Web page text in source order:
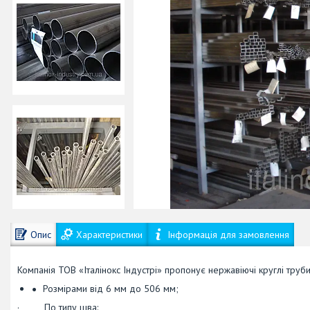
Опис Характеристики Інформація для замовлення
Компанія ТОВ «Італінокс Індустрі» пропонує нержавіючі круглі
Розмірами від 6 мм до 506 мм;
· По типу шва: